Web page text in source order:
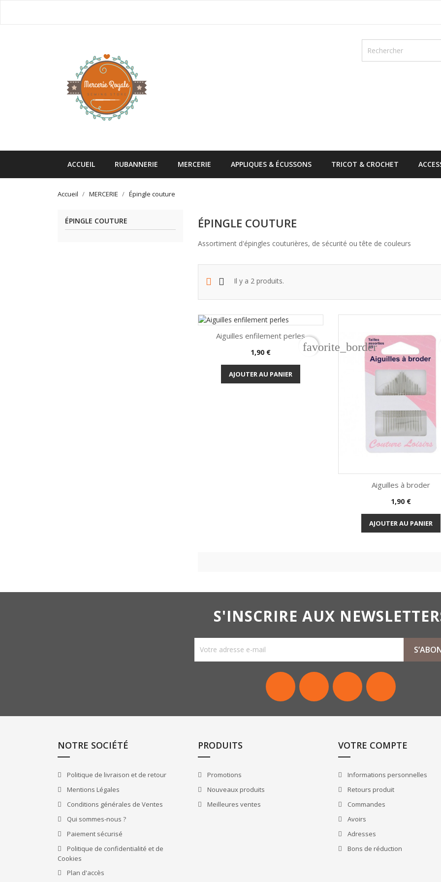
ACCUEIL RUBANNERIE MERCERIE APPLIQUES & ÉCUSSONS TRICOT & CROCHET
Accueil MERCERIE Épingle couture
ÉPINGLE COUTURE ÉPINGLE COUTURE
Assortiment d'épingles couturières, de sécurité ou tête de couleurs
Il y a 2 produits.
Aperçu rapide
Aiguilles enfilement perles
Prix
1,90 €
AJOUTER AU PANIER
favorite_border
Aperçu rapide
Aiguilles à broder
Prix
1,90 €
AJOUTER AU PANIER
S'INSCRIRE AUX
Facebook Twitter Instagram
NOTRE SOCIÉTÉ
Politique de livraison et de retour
Mentions Légales
Conditions générales de Ventes
Qui sommes-nous ?
Paiement sécurisé
Politique de confidentialité et de
Cookies
Plan d'accès
PRODUITS
Promotions
Nouveaux produits
Meilleures ventes
VOTRE COMPTE
Informations personnelles
Retours produit
Commandes
Avoirs
Adresses
Bons de réduction